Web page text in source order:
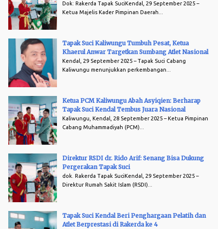
Dok: Rakerda Tapak SuciKendal, 29 September 2025 –
Ketua Majelis Kader Pimpinan Daerah...
Tapak Suci Kaliwungu Tumbuh Pesat, Ketua
Khaerul Anwar Targetkan Sumbang Atlet Nasional
Kendal, 29 September 2025 – Tapak Suci Cabang
Kaliwungu menunjukkan perkembangan...
Ketua PCM Kaliwungu Abah Asyiqien: Berharap
Tapak Suci Kendal Tembus Juara Nasional
Kaliwungu, Kendal, 28 September 2025 – Ketua Pimpinan
Cabang Muhammadiyah (PCM)...
Direktur RSDI dr. Rido Arif: Senang Bisa Dukung
Pergerakan Tapak Suci
dok. Rakerda Tapak SuciKendal, 29 September 2025 –
Direktur Rumah Sakit Islam (RSDI)...
Tapak Suci Kendal Beri Penghargaan Pelatih dan
Atlet Berprestasi di Rakerda ke 4